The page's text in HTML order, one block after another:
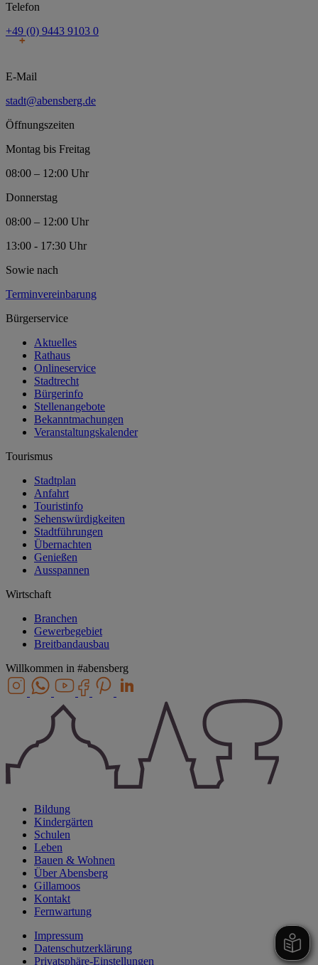
Telefon
+49 (0) 9443 9103 0
E-Mail
stadt@abensberg.de
Öffnungszeiten
Montag bis Freitag
08:00 – 12:00 Uhr
Donnerstag
08:00 – 12:00 Uhr
13:00 - 17:30 Uhr
Sowie nach
Terminvereinbarung
Bürgerservice
Aktuelles
Rathaus
Onlineservice
Stadtrecht
Bürgerinfo
Stellenangebote
Bekanntmachungen
Veranstaltungskalender
Tourismus
Stadtplan
Anfahrt
Touristinfo
Sehenswürdigkeiten
Stadtführungen
Übernachten
Genießen
Ausspannen
Wirtschaft
Branchen
Gewerbegebiet
Breitbandausbau
Willkommen in #abensberg
Bildung
Kindergärten
Schulen
Leben
Bauen & Wohnen
Über Abensberg
Gillamoos
Kontakt
Fernwartung
Impressum
Datenschutzerklärung
Privatsphäre-Einstellungen